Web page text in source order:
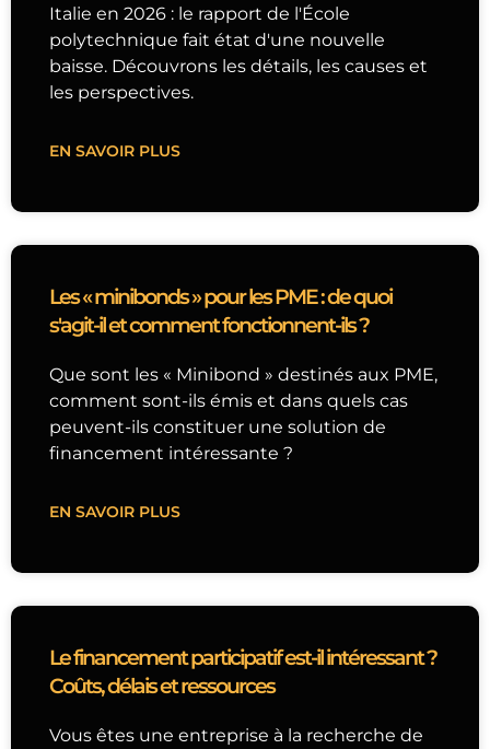
Italie en 2026 : le rapport de l'École
polytechnique fait état d'une nouvelle
baisse. Découvrons les détails, les causes et
les perspectives.
EN SAVOIR PLUS
Les « minibonds » pour les PME : de quoi
s'agit-il et comment fonctionnent-ils ?
Que sont les « Minibond » destinés aux PME,
comment sont-ils émis et dans quels cas
peuvent-ils constituer une solution de
financement intéressante ?
EN SAVOIR PLUS
Le financement participatif est-il intéressant ?
Coûts, délais et ressources
Vous êtes une entreprise à la recherche de